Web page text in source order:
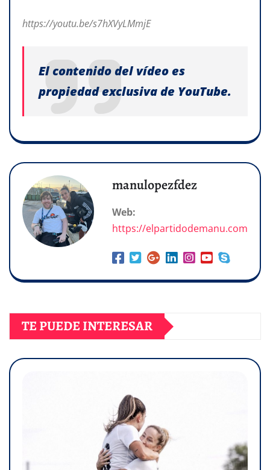
https://youtu.be/s7hXVyLMmjE
El contenido del vídeo es
propiedad exclusiva de YouTube.
manulopezfdez
Web:
https://elpartidodemanu.com
TE PUEDE INTERESAR